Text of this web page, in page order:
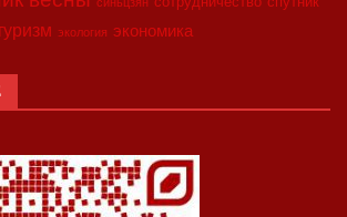
экология экономика